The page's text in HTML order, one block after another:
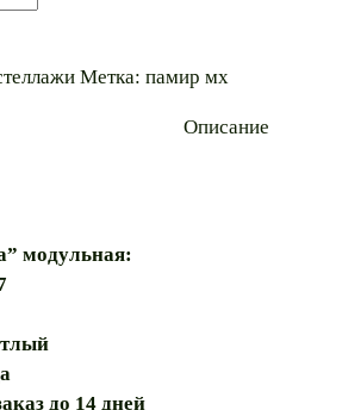
Метка: памир мх
Описание
модульная:
до 14 дней